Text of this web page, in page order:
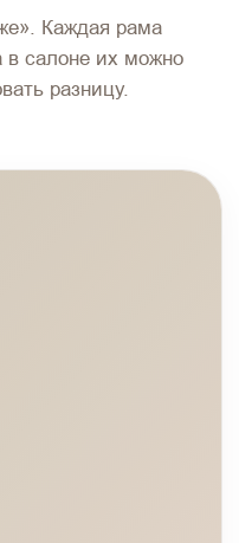
Каждая рама
в салоне их можно
разницу.